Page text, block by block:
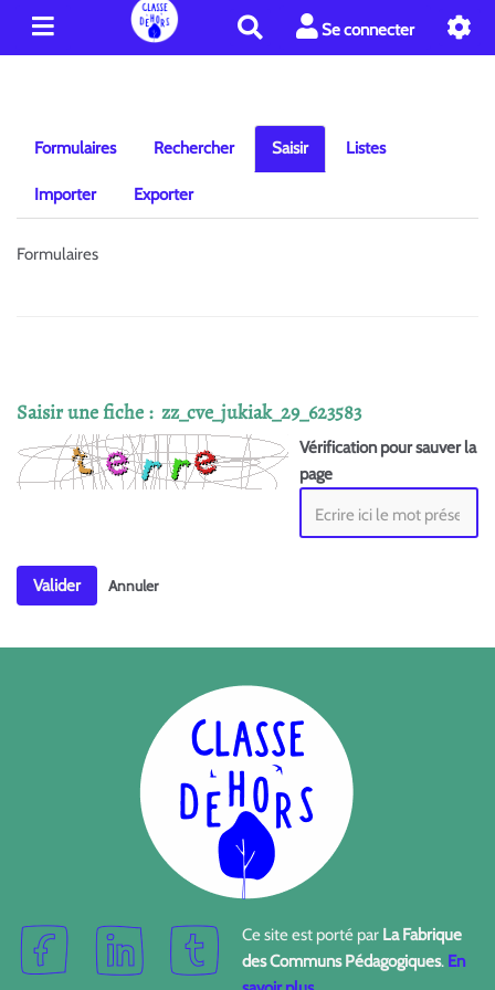
e
e
r
c
e
Se connecter
Formulaires Rechercher Saisir Listes
Importer Exporter
Formulaires
Saisir une fiche : zz_cve_jukiak_29_623583
Vérification pour sauver la
page
Valider Annuler
Ce site est porté par La Fabrique
des Communs Pédagogiques. En